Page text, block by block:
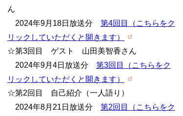
ん
2024年9月18日放送分 第4回目（こちらをク
リックしていただくと開きます）
☆第3回目 ゲスト 山田美智香さん
2024年9月4日放送分 第3回目（こちらをク
リックしていただくと開きます）
☆第2回目 自己紹介（一人語り）
2024年8月21日放送分 第2回目（こちらをク